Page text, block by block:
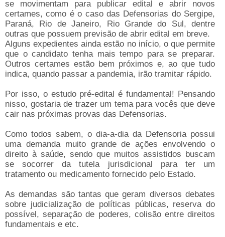
se movimentam para publicar edital e abrir novos
certames, como é o caso das Defensorias do Sergipe,
Paraná, Rio de Janeiro, Rio Grande do Sul, dentre
outras que possuem previsão de abrir edital em breve.
Alguns expedientes ainda estão no início, o que permite
que o candidato tenha mais tempo para se preparar.
Outros certames estão bem próximos e, ao que tudo
indica, quando passar a pandemia, irão tramitar rápido.
Por isso, o estudo pré-edital é fundamental! Pensando
nisso, gostaria de trazer um tema para vocês que deve
cair nas próximas provas das Defensorias.
Como todos sabem, o dia-a-dia da Defensoria possui
uma demanda muito grande de ações envolvendo o
direito à saúde, sendo que muitos assistidos buscam
se socorrer da tutela jurisdicional para ter um
tratamento ou medicamento fornecido pelo Estado.
As demandas são tantas que geram diversos debates
sobre judicialização de políticas públicas, reserva do
possível, separação de poderes, colisão entre direitos
fundamentais e etc.